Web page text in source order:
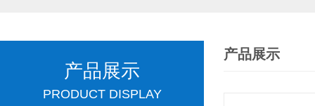
产品展示
PRODUCT DISPLAY
产品展示